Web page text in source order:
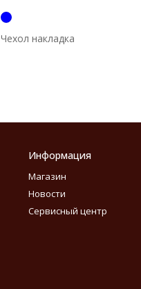
Чехол накладка
Информация
Магазин
Новости
Сервисный центр